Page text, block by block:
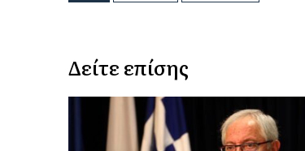
Δείτε επίσης